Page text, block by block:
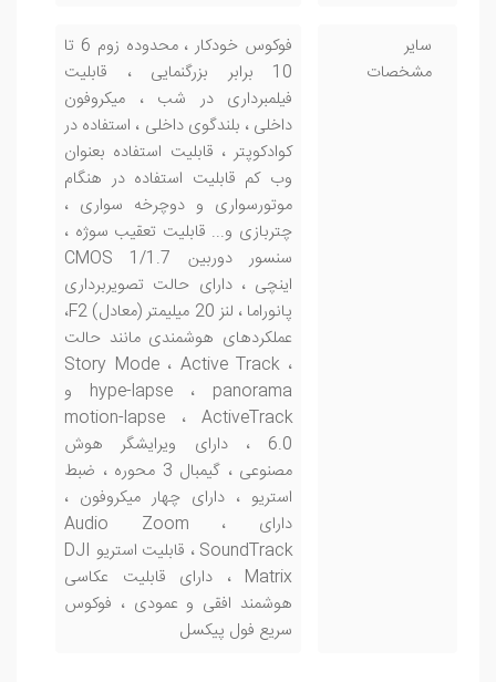
سایر
مشخصات
فوکوس خودکار ، محدوده زوم 6 تا
10 برابر بزرگنمایی ، قابلیت
فیلمبرداری در شب ، میکروفون
داخلی ، بلندگوی داخلی ، استفاده در
کوادکوپتر ، قابلیت استفاده بعنوان
وب کم قابلیت استفاده در هنگام
موتورسواری و دوچرخه سواری ،
چتربازی و... قابلیت تعقیب سوژه ،
سنسور دوربین CMOS 1/1.7
اینچی ، دارای حالت تصویربرداری
پانوراما ، لنز 20 میلیمتر (معادل) F2،
عملکردهای هوشمندی مانند حالت
Story Mode ، Active Track ،
hype-lapse ، panorama و
motion-lapse ، ActiveTrack
6.0 ، دارای ویرایشگر هوش
مصنوعی ، گیمبال 3 محوره ، ضبط
استریو ، دارای چهار میکروفون ،
دارای Audio Zoom ،
SoundTrack ، قابلیت استریو DJI
Matrix ، دارای قابلیت عکاسی
هوشمند افقی و عمودی ، فوکوس
سریع فول پیکسل